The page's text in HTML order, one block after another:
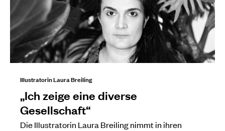
Illustratorin Laura Breiling
„Ich zeige eine diverse
Gesellschaft“
Die Illustratorin Laura Breiling nimmt in ihren